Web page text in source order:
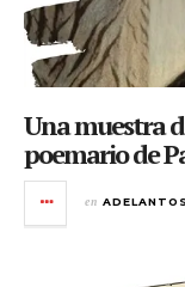
Una muestra
poemario de
en